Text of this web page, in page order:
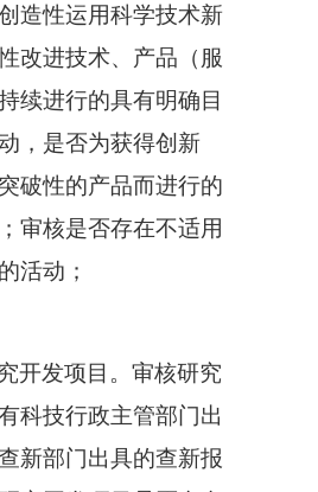
造性运用科学技术新
改进技术、产品（服
续进行的具有明确目
，是否为获得创新
破性的产品而进行的
审核是否存在不适用
活动；
开发项目。审核研究
科技行政主管部门出
新部门出具的查新报